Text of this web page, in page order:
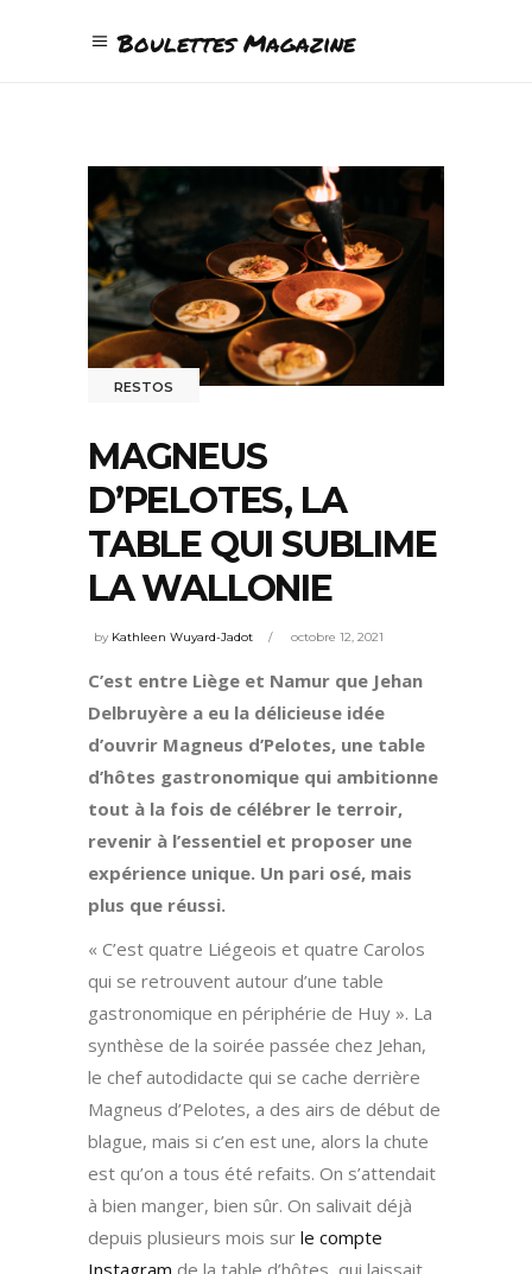
Boulettes Magazine
RESTOS
MAGNEUS
D’PELOTES, LA
TABLE QUI SUBLIME
LA WALLONIE
by Kathleen Wuyard-Jadot octobre 12, 2021
C’est entre Liège et Namur que Jehan
Delbruyère a eu la délicieuse idée
d’ouvrir Magneus d’Pelotes, une table
d’hôtes gastronomique qui ambitionne
tout à la fois de célébrer le terroir,
revenir à l’essentiel et proposer une
expérience unique. Un pari osé, mais
plus que réussi.
« C’est quatre Liégeois et quatre Carolos
qui se retrouvent autour d’une table
gastronomique en périphérie de Huy ». La
synthèse de la soirée passée chez Jehan,
le chef autodidacte qui se cache derrière
Magneus d’Pelotes, a des airs de début de
blague, mais si c’en est une, alors la chute
est qu’on a tous été refaits. On s’attendait
à bien manger, bien sûr. On salivait déjà
depuis plusieurs mois sur le compte